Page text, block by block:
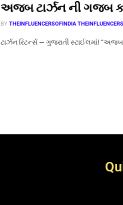
અજબ ટાર્ઝન ની ગજબ
BY THEINFLUENCERSOFINDIA
ટાર્ઝન રિટર્ન્સ — ગુજરાતી સ્ટાઈલમાં!